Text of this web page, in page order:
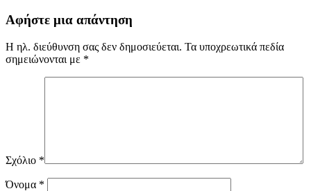
Αφήστε μια απάντηση
Η ηλ. διεύθυνση σας δεν δημοσιεύεται. Τα υποχρεωτικά πεδία
σημειώνονται με *
Σχόλιο *
Όνομα *